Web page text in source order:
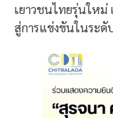
เยาวชนไทยรุ่นให
สู่การแข่งขันในระ